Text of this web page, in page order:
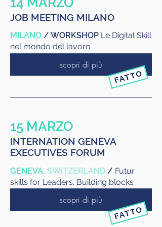
JOB MEETING MILANO
MILANO / WORKSHOP Le Digital Skill
nel mondo del lavoro
scopri di più
15 MARZO
INTERNATION GENEVA
EXECUTIVES FORUM
GENEVA, SWITZERLAND / Futur
skills for Leaders. Building blocks
scopri di più